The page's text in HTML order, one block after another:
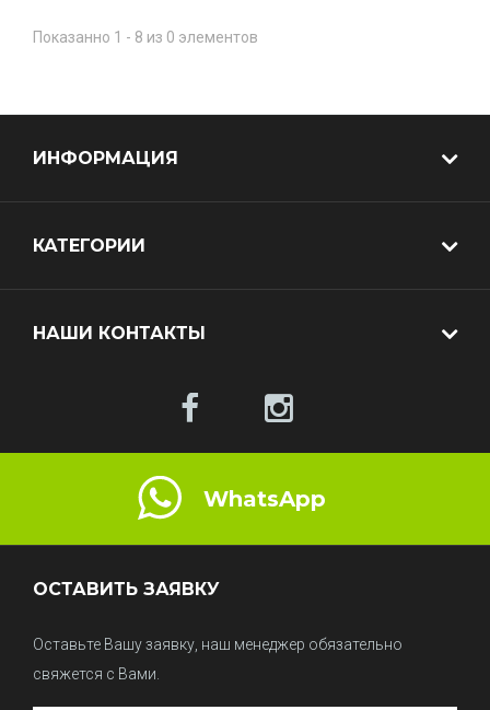
Показанно 1 - 8 из 0 элементов
ИНФОРМАЦИЯ
КАТЕГОРИИ
НАШИ КОНТАКТЫ
WhatsApp
ОСТАВИТЬ ЗАЯВКУ
Оставьте Вашу заявку, наш менеджер обязательно
свяжется с Вами.